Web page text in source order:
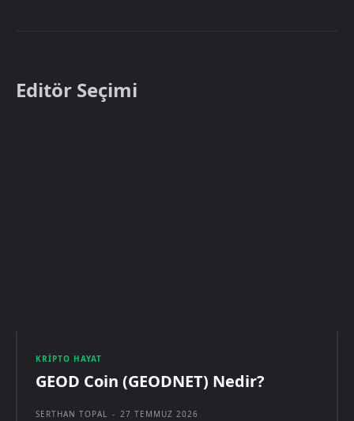
Editör Seçimi
KRIPTO HAYAT
GEOD Coin (GEODNET) Nedir?
SERTHAN TOPAL - 27 TEMMUZ 2026